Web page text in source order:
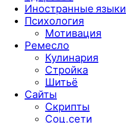
Иностранные языки
Психология
Мотивация
Ремесло
Кулинария
Стройка
Шитьё
Сайты
Скрипты
Соц.сети